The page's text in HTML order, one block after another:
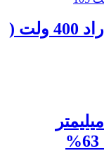
خازن پلی استر 1 میکرو فاراد 400 ولت (
سیم لحیم ( سیم قلع ) 0.8 میلیمتر